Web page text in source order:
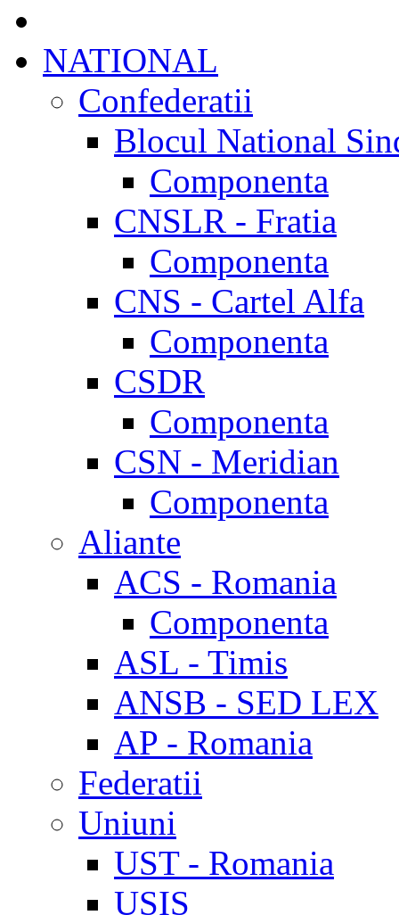
NATIONAL
Confederatii
Blocul National
Componenta
CNSLR - Fratia
Componenta
CNS - Cartel Alfa
Componenta
CSDR
Componenta
CSN - Meridian
Componenta
Aliante
ACS - Romania
Componenta
ASL - Timis
ANSB - SED LEX
AP - Romania
Federatii
Uniuni
UST - Romania
USIS